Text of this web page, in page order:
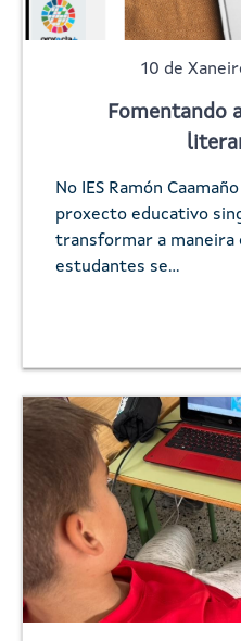
10 de
Fomentando
No IES Ramón
proxecto educativo
transformar a maneira
estudantes se…